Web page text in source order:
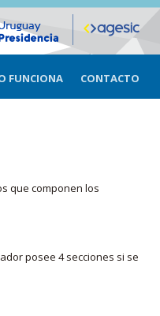
FUNCIONA CONTACTO
que componen los
posee 4 secciones si se